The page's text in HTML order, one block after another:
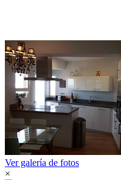
Ver galería de fotos
×